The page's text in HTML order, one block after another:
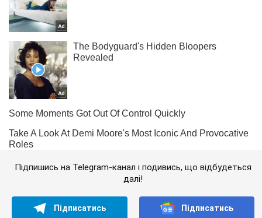
Підпишись на Telegram-канал і подивись, що відбудеться
далі!
Підписатись Підписатись